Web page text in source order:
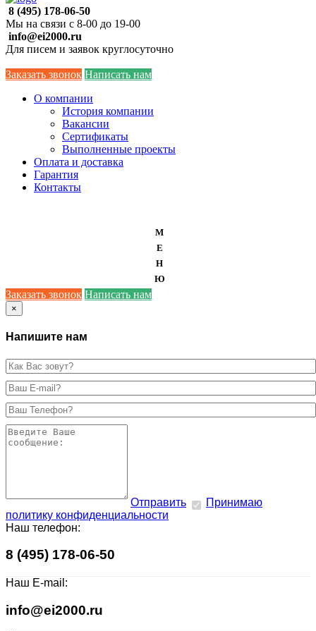
8 (495) 178-06-50
Мы на связи с 8-00 до 19-00
info@ei2000.ru
Для писем и заявок круглосуточно
Заказать звонок Написать нам
О компании
История компании
Вакансии
Сертификаты
Выполненные проекты
Оплата и доставка
Гарантия
Контакты
М
Е
Н
Ю
Заказать звонок Написать нам
×
Напишите нам
Отправить
Принимаю
политику конфиденциальности
Наш телефон:
8 (495) 178-06-50
Наш E-mail:
info@ei2000.ru